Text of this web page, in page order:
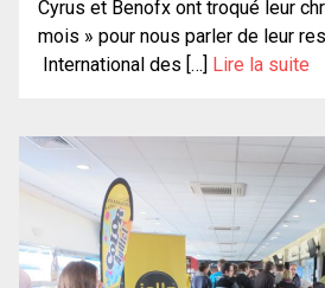
Cyrus et Benofx ont troqué leur
mois » pour nous parler de leur
International des […]
Lire la suite